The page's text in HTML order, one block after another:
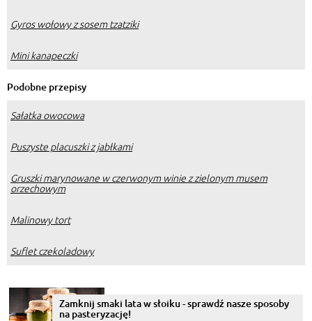
Gyros wołowy z sosem tzatziki
Mini kanapeczki
Podobne przepisy
Sałatka owocowa
Puszyste placuszki z jabłkami
Gruszki marynowane w czerwonym winie z zielonym musem
orzechowym
Malinowy tort
Suflet czekoladowy
Zamknij smaki lata w słoiku - sprawdź nasze sposoby
na pasteryzację!